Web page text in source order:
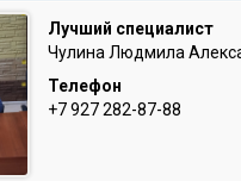
Лучший специалист
Чулина Людмила
Телефон
+7 927 282-87-88